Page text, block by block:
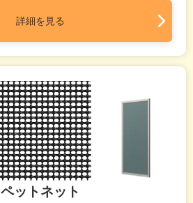
詳細を見る
ペットネット